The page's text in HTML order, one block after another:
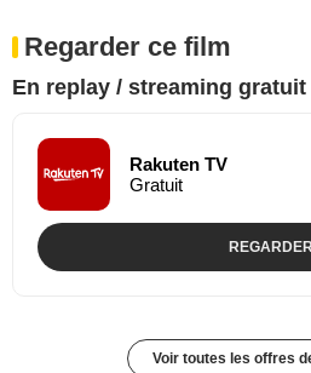
Regarder ce film
En replay / streaming gratuit
Rakuten TV
Gratuit
REGARDER
Voir toutes les offres